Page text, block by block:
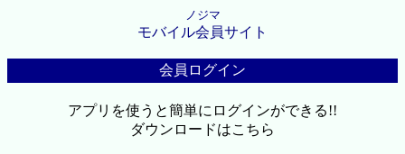
ノジマ
モバイル会員サイト
会員ログイン
アプリを使うと簡単にログインができる!!
ダウンロードはこちら